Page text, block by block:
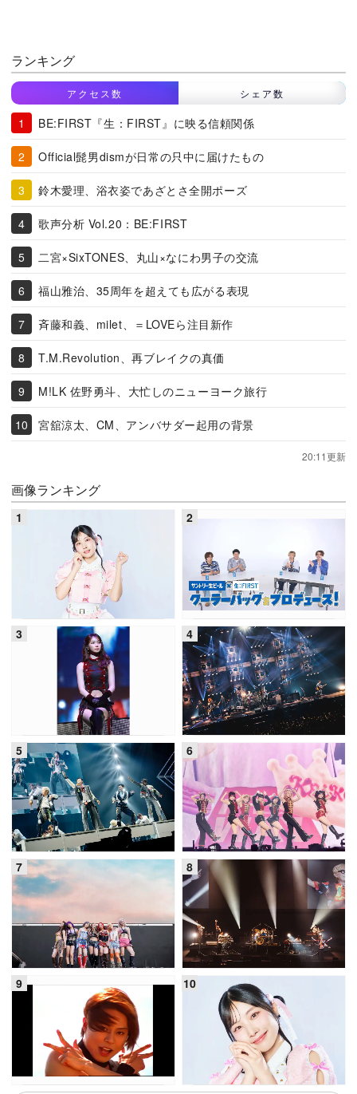
ランキング
アクセス数 シェア数
BE:FIRST『生：FIRST』に映る信頼関係
Official髭男dismが日常の只中に届けたもの
鈴木愛理、浴衣姿であざとさ全開ポーズ
歌声分析 Vol.20：BE:FIRST
二宮×SixTONES、丸山×なにわ男子の交流
福山雅治、35周年を超えても広がる表現
斉藤和義、milet、＝LOVEら注目新作
T.M.Revolution、再ブレイクの真価
M!LK 佐野勇斗、大忙しのニューヨーク旅行
宮舘涼太、CM、アンバサダー起用の背景
20:11更新
画像ランキング